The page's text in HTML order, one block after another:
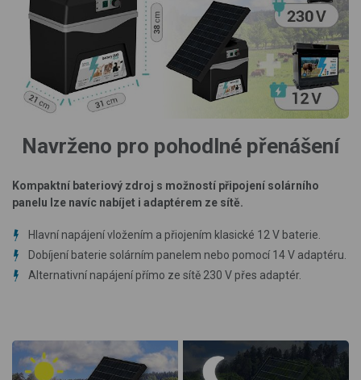
Navrženo pro pohodlné přenášení
Kompaktní bateriový zdroj s možností připojení solárního
panelu lze navíc nabíjet i adaptérem ze sítě.
Hlavní napájení vložením a přiojením klasické 12 V baterie.
Dobíjení baterie solárním panelem nebo pomocí 14 V adaptéru.
Alternativní napájení přímo ze sítě 230 V přes adaptér.